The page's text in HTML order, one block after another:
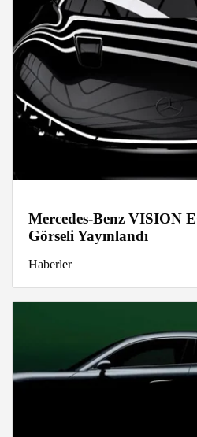
Mercedes-Benz VISION
Görseli Yayınlandı
Haberler